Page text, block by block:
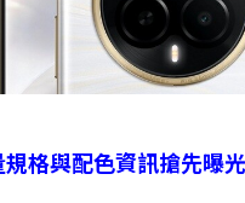
規格與配色資訊搶先曝光